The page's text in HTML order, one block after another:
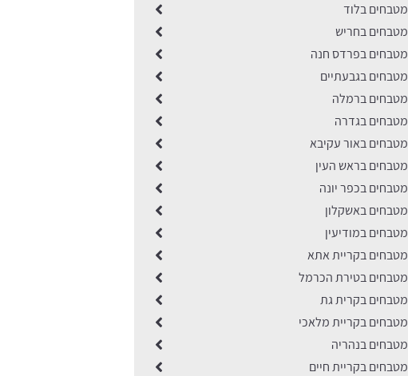
מטבחים בלוד
מטבחים בחריש
מטבחים בפרדס חנה
מטבחים בגבעתיים
מטבחים ברמלה
מטבחים בגדרה
מטבחים באור עקיבא
מטבחים בראש העין
מטבחים בכפר יונה
מטבחים באשקלון
מטבחים במודיעין
מטבחים בקריית אתא
מטבחים בטירת הכרמל
מטבחים בקרית גת
מטבחים בקריית מלאכי
מטבחים בנהריה
מטבחים בקריית חיים